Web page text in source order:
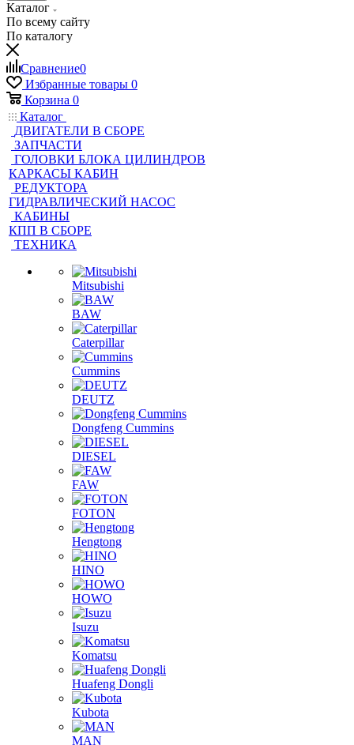
Каталог
По всему сайту
По каталогу
Сравнение0
Избранные товары 0
Корзина 0
Каталог
ДВИГАТЕЛИ В СБОРЕ
ЗАПЧАСТИ
ГОЛОВКИ БЛОКА ЦИЛИНДРОВ
КАРКАСЫ КАБИН
РЕДУКТОРА
ГИДРАВЛИЧЕСКИЙ НАСОС
КАБИНЫ
КПП В СБОРЕ
ТЕХНИКА
Mitsubishi
BAW
Caterpillar
Cummins
DEUTZ
Dongfeng Cummins
DIESEL
FAW
FOTON
Hengtong
HINO
HOWO
Isuzu
Komatsu
Huafeng Dongli
Kubota
MAN